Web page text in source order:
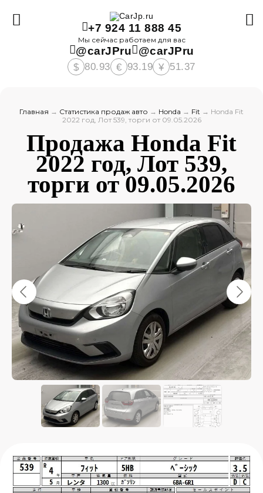
+7 924 11 888 45
Мы сейчас работаем для вас
@carJPru @carJPru
$ 80.93 € 93.19 ¥ 51.37
Главная → Статистика продаж авто → Honda → Fit → Honda Fit
2022 год, Лот 539, торги от 09.05.2026
Продажа Honda Fit
2022 год, Лот 539,
торги от 09.05.2026